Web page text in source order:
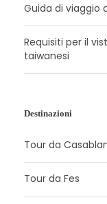
Guida di viaggio
Requisiti per il
taiwanesi
Destinazioni
Tour da
Tour da Fes